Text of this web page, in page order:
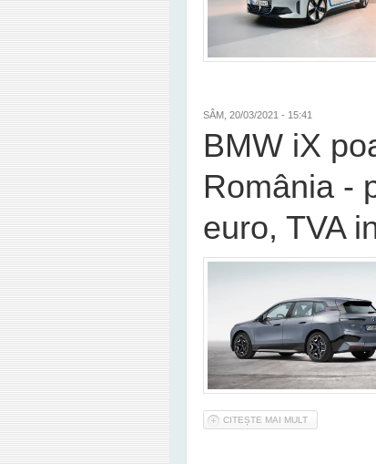
SÂM, 20/03/2021 - 15:41
BMW iX
România -
euro, TVA
CITEȘTE MAI MULT